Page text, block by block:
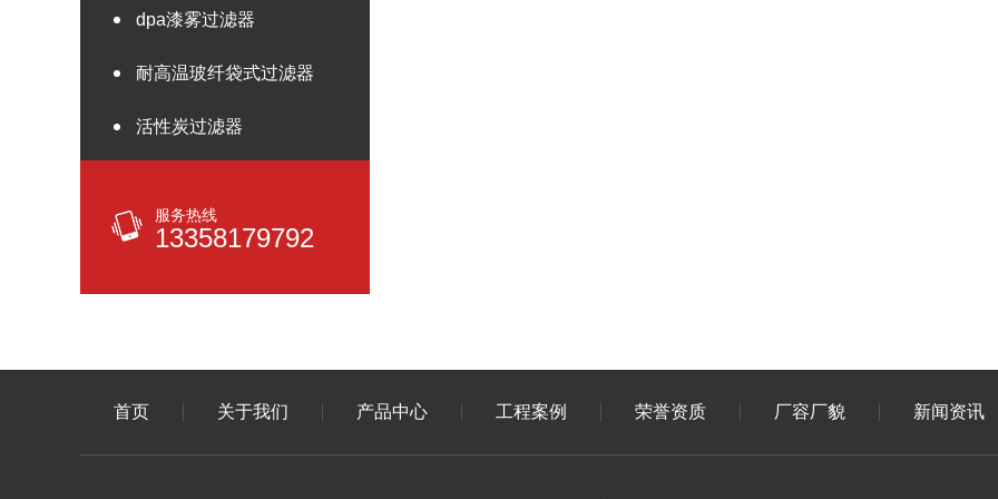
dpa漆雾过滤器
耐高温玻纤袋式过滤器
活性炭过滤器
服务热线
13358179792
首页 关于我们 产品中心 工程案例 荣誉资质 厂容厂貌 新闻资讯